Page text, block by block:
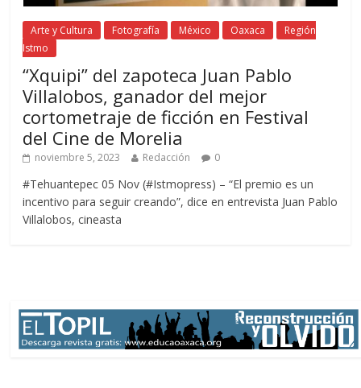
Arte y Cultura Fotografía México Oaxaca
Región
Istmo
“Xquipi” del zapoteca Juan Pablo
Villalobos, ganador del mejor
cortometraje de ficción en Festival
del Cine de Morelia
noviembre 5, 2023 Redacción 0
#Tehuantepec 05 Nov (#Istmopress) – “El premio es un
incentivo para seguir creando”, dice en entrevista Juan Pablo
Villalobos, cineasta